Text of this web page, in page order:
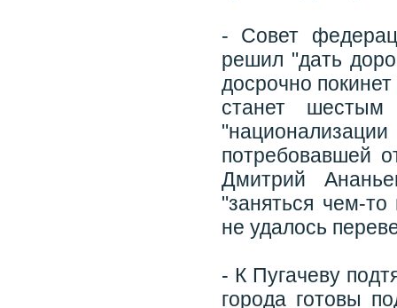
- Совет
решил "дать
досрочно
станет
потребовавшей
Дмитрий
"заняться чем-
не удалось
- К Пугачеву
города готовы